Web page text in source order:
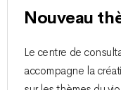
Nouveau
Le centre de
accompagne la